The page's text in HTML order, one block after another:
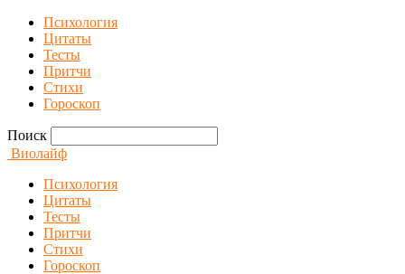
Психология
Цитаты
Тесты
Притчи
Стихи
Гороскоп
Поиск
Виолайф
Психология
Цитаты
Тесты
Притчи
Стихи
Гороскоп